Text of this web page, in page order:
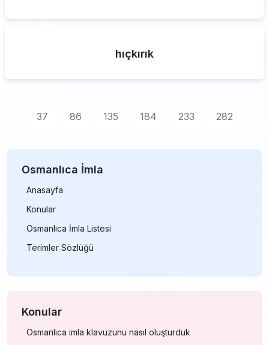
hıçkırık
37 86 135 184 233 282
Osmanlıca İmla
Anasayfa
Konular
Osmanlıca İmla Listesi
Terimler Sözlüğü
Konular
Osmanlıca imla klavuzunu nasıl oluşturduk